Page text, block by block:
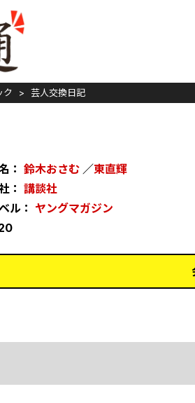
ク 芸人交換日記
： 鈴木おさむ ／東直輝
： 講談社
ル： ヤングマガジン